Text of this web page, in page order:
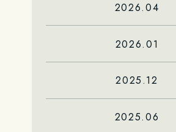
2026.04
2026.01
2025.12
2025.06